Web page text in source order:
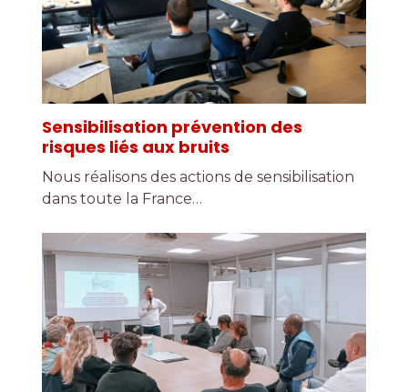
Sensibilisation prévention des
risques liés aux bruits
Nous réalisons des actions de sensibilisation
dans toute la France…